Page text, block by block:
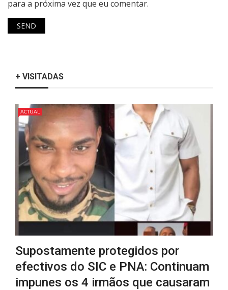
para a próxima vez que eu comentar.
+ VISITADAS
ACTUAL
Supostamente protegidos por
efectivos do SIC e PNA: Continuam
impunes os 4 irmãos que causaram